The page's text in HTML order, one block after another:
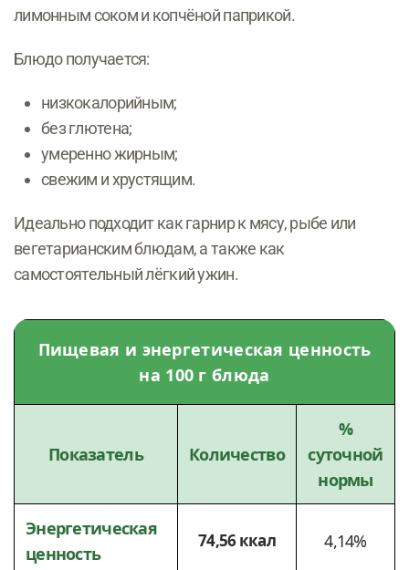
лимонным соком и копчёной паприкой.
Блюдо получается:
низкокалорийным;
без глютена;
умеренно жирным;
свежим и хрустящим.
Идеально подходит как гарнир к мясу, рыбе или
вегетарианским блюдам, а также как
самостоятельный лёгкий ужин.
Пищевая и энергетическая ценность
на 100 г блюда
Показатель Количество
%
суточной
нормы
Энергетическая
ценность
74,56 ккал 4,14%